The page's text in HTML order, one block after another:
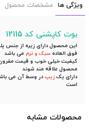
ویژگی ها مشخصات محصول
بوت کاپشنی کد 12115
این محصول دارای زیره از جنس
فوق العاده سبک و نرم می باشد
کیفیت خیلی خوب و قیمت
محصول علاقه مند شوند
دارای یک زیپدر وسط آن می
است
محصولات مشابه